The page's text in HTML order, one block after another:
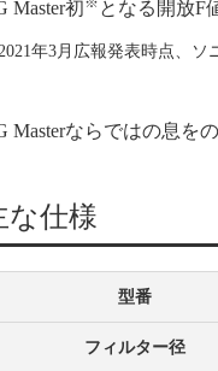
Master初 となる開放F
年3月広報発表時点、ソ
Masterならではの息を
な仕様
型番
フィルター径